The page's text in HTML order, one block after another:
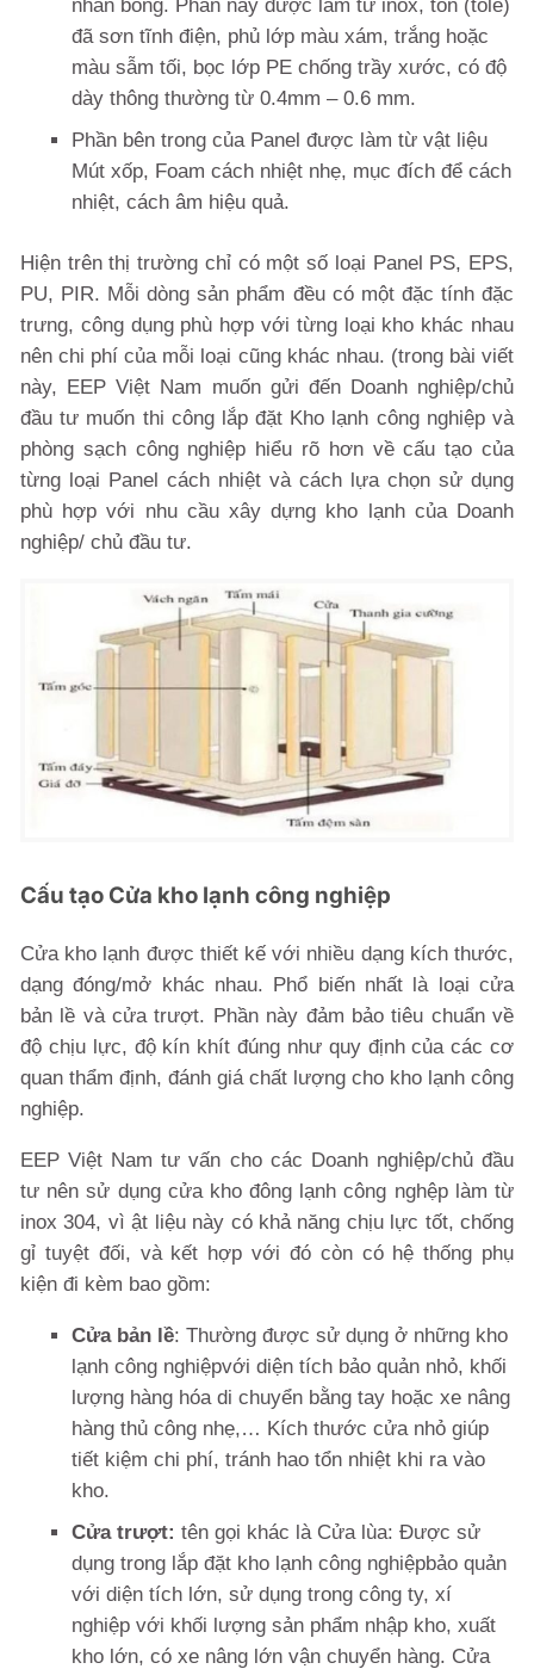
nhẵn bóng. Phần này được làm từ inox, tôn (tole)
đã sơn tĩnh điện, phủ lớp màu xám, trắng hoặc
màu sẫm tối, bọc lớp PE chống trầy xước, có độ
dày thông thường từ 0.4mm – 0.6 mm.
Phần bên trong của Panel được làm từ vật liệu
Mút xốp, Foam cách nhiệt nhẹ, mục đích để cách
nhiệt, cách âm hiệu quả.
Hiện trên thị trường chỉ có một số loại Panel PS, EPS,
PU, PIR. Mỗi dòng sản phẩm đều có một đặc tính đặc
trưng, công dụng phù hợp với từng loại kho khác nhau
nên chi phí của mỗi loại cũng khác nhau. (trong bài viết
này, EEP Việt Nam muốn gửi đến Doanh nghiệp/chủ
đầu tư muốn thi công lắp đặt Kho lạnh công nghiệp và
phòng sạch công nghiệp hiểu rõ hơn về cấu tạo của
từng loại Panel cách nhiệt và cách lựa chọn sử dụng
phù hợp với nhu cầu xây dựng kho lạnh của Doanh
nghiệp/ chủ đầu tư.
Cấu tạo Cửa kho lạnh công nghiệp
Cửa kho lạnh được thiết kế với nhiều dạng kích thước,
dạng đóng/mở khác nhau. Phổ biến nhất là loại cửa
bản lề và cửa trượt. Phần này đảm bảo tiêu chuẩn về
độ chịu lực, độ kín khít đúng như quy định của các cơ
quan thẩm định, đánh giá chất lượng cho kho lạnh công
nghiệp.
EEP Việt Nam tư vấn cho các Doanh nghiệp/chủ đầu
tư nên sử dụng cửa kho đông lạnh công nghệp làm từ
inox 304, vì ật liệu này có khả năng chịu lực tốt, chống
gỉ tuyệt đối, và kết hợp với đó còn có hệ thống phụ
kiện đi kèm bao gồm:
Cửa bản lề: Thường được sử dụng ở những kho
lạnh công nghiệpvới diện tích bảo quản nhỏ, khối
lượng hàng hóa di chuyển bằng tay hoặc xe nâng
hàng thủ công nhẹ,… Kích thước cửa nhỏ giúp
tiết kiệm chi phí, tránh hao tổn nhiệt khi ra vào
kho.
Cửa trượt: tên gọi khác là Cửa lùa: Được sử
dụng trong lắp đặt kho lạnh công nghiệpbảo quản
với diện tích lớn, sử dụng trong công ty, xí
nghiệp với khối lượng sản phẩm nhập kho, xuất
kho lớn, có xe nâng lớn vận chuyển hàng. Cửa